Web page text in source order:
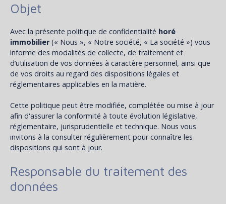
Objet
Avec la présente politique de confidentialité horé
immobilier (« Nous », « Notre société, « La société ») vous
informe des modalités de collecte, de traitement et
d’utilisation de vos données à caractère personnel, ainsi que
de vos droits au regard des dispositions légales et
réglementaires applicables en la matière.
Cette politique peut être modifiée, complétée ou mise à jour
afin d'assurer la conformité à toute évolution législative,
réglementaire, jurisprudentielle et technique. Nous vous
invitons à la consulter régulièrement pour connaître les
dispositions qui sont à jour.
Responsable du traitement des
données